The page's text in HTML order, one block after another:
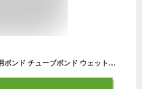
PROBLUE ウエットスーツ 補修用ボンド チューブボンド ウェットスーツボンド 補修 ボンド